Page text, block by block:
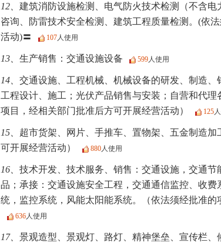
12、 建筑消防设施检测、电气防火技术检测（不含
咨询、防雷技术安全检测、建筑工程质量检测。(依
活动)〓
107 人使用
13、 生产销售：交通设施设备 599 人使用
14、 交通设施、工程机械、机械设备的研发、制造
工程设计、施工；光伏产品销售与安装；自营和代
项目，经相关部门批准后方可开展经营活动）
125
15、 超市货架、网片、手推车、置物架、五金制造
可开展经营活动）
880 人使用
16、 技术开发、技术服务、销售：交通设施，交通
品；承接：交通设施安全工程，交通通信监控、收
统，监控系统，风能太阳能系统。（依法须经批准的
636 人使用
17、 景观造型、景观灯、路灯、精神堡垒、宣传栏